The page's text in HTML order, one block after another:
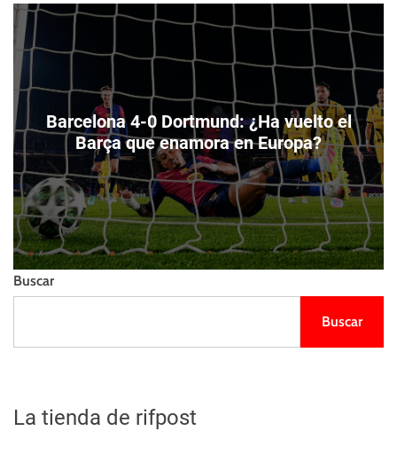
i
e
n
z
o
o
e
o
r
Barcelona 4-0 Dortmund: ¿Ha vuelto el
Barça que enamora en Europa?
Buscar
Buscar
La tienda de rifpost